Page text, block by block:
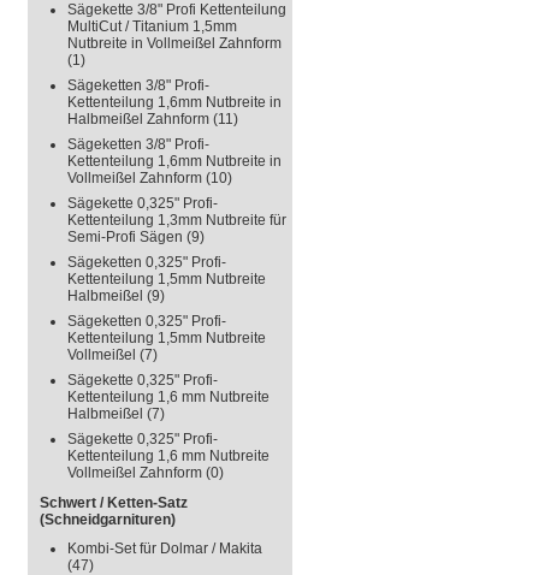
Sägekette 3/8" Profi Kettenteilung
MultiCut / Titanium 1,5mm
Nutbreite in Vollmeißel Zahnform
(1)
Sägeketten 3/8" Profi-
Kettenteilung 1,6mm Nutbreite in
Halbmeißel Zahnform (11)
Sägeketten 3/8" Profi-
Kettenteilung 1,6mm Nutbreite in
Vollmeißel Zahnform (10)
Sägekette 0,325" Profi-
Kettenteilung 1,3mm Nutbreite für
Semi-Profi Sägen (9)
Sägeketten 0,325" Profi-
Kettenteilung 1,5mm Nutbreite
Halbmeißel (9)
Sägeketten 0,325" Profi-
Kettenteilung 1,5mm Nutbreite
Vollmeißel (7)
Sägekette 0,325" Profi-
Kettenteilung 1,6 mm Nutbreite
Halbmeißel (7)
Sägekette 0,325" Profi-
Kettenteilung 1,6 mm Nutbreite
Vollmeißel Zahnform (0)
Schwert / Ketten-Satz
(Schneidgarnituren)
Kombi-Set für Dolmar / Makita
(47)